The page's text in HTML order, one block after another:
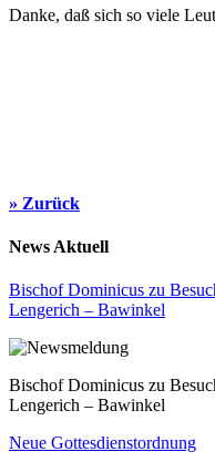
Danke, daß sich so viele
» Zurück
News Aktuell
Bischof Dominicus zu
Lengerich – Bawinkel
Bischof Dominicus zu
Lengerich – Bawinkel
Neue Gottesdienstordnung